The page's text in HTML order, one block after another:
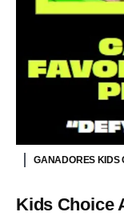
GANADORES KIDS
Kids Choice